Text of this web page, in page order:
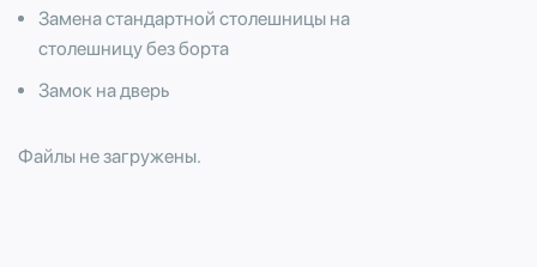
Замена стандартной столешницы на
столешницу без борта
Замок на дверь
Файлы не загружены.